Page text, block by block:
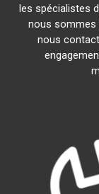
les spécialistes
nous sommes
nous